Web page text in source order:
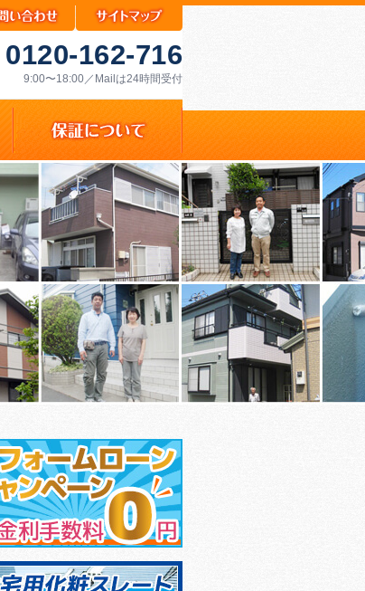
0120-162-716
9:00〜18:00／Mailは24時間受付